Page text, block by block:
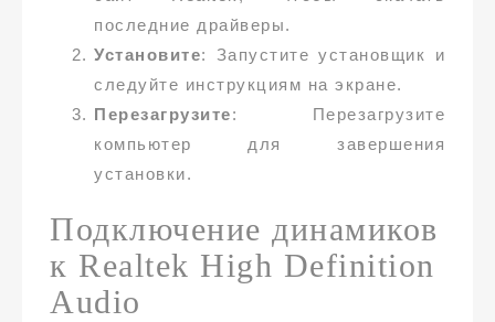
последние драйверы.
Установите: Запустите установщик и
следуйте инструкциям на экране.
Перезагрузите: Перезагрузите
компьютер для завершения
установки.
Подключение динамиков
к Realtek High Definition
Audio